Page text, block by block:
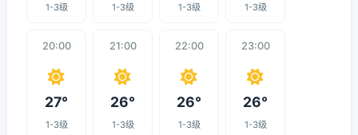
1-3级 1-3级 1-3级 1-3级
20:00
27°
1-3级
21:00
26°
1-3级
22:00
26°
1-3级
23:00
26°
1-3级